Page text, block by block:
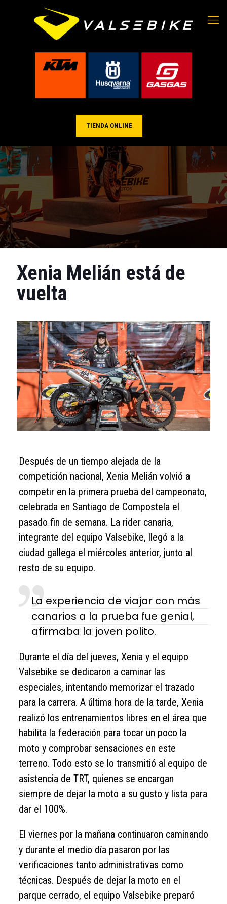
TIENDA ONLINE
Xenia Melián está de
vuelta
Después de un tiempo alejada de la
competición nacional, Xenia Melián volvió a
competir en la primera prueba del campeonato,
celebrada en Santiago de Compostela el
pasado fin de semana. La rider canaria,
integrante del equipo Valsebike, llegó a la
ciudad gallega el miércoles anterior, junto al
resto de su equipo.
La experiencia de viajar con más
canarios a la prueba fue genial,
afirmaba la joven polito.
Durante el día del jueves, Xenia y el equipo
Valsebike se dedicaron a caminar las
especiales, intentando memorizar el trazado
para la carrera. A última hora de la tarde, Xenia
realizó los entrenamientos libres en el área que
habilita la federación para tocar un poco la
moto y comprobar sensaciones en este
terreno. Todo esto se lo transmitió al equipo de
asistencia de TRT, quienes se encargan
siempre de dejar la moto a su gusto y lista para
dar el 100%.
El viernes por la mañana continuaron caminando
y durante el medio día pasaron por las
verificaciones tanto administrativas como
técnicas. Después de dejar la moto en el
parque cerrado, el equipo Valsebike preparó